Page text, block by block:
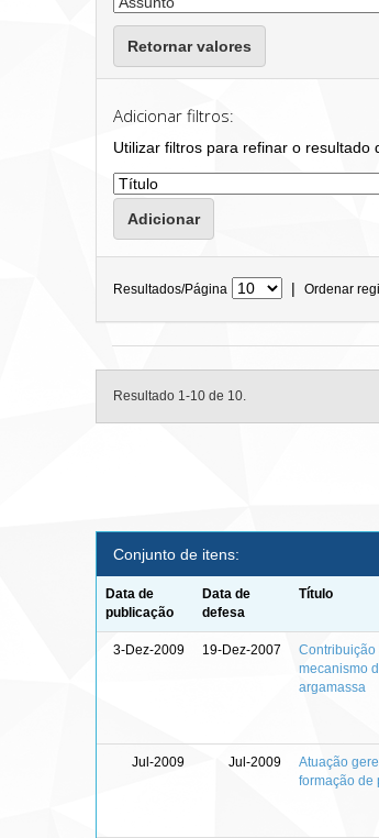
Retornar valores
Adicionar filtros:
Utilizar filtros para refinar o resultado
Resultados/Página | Ordenar
Resultado 1-10 de 10.
Conjunto de itens:
Data de
publicação
Data de
defesa
Título
3-Dez-2009 19-Dez-2007
Contribuição
mecanismo
argamassa
Jul-2009 Jul-2009
Atuação
formação de